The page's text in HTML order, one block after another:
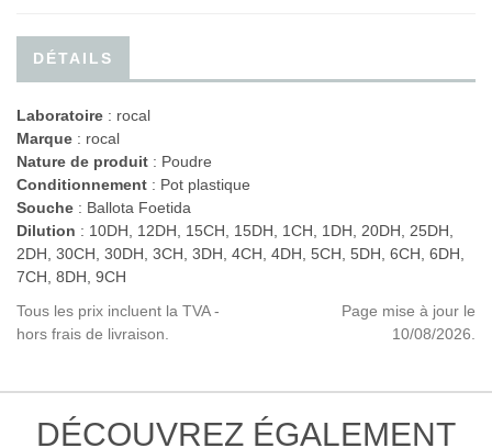
DÉTAILS
Laboratoire : rocal
Marque : rocal
Nature de produit : Poudre
Conditionnement : Pot plastique
Souche : Ballota Foetida
Dilution : 10DH, 12DH, 15CH, 15DH, 1CH, 1DH, 20DH, 25DH,
2DH, 30CH, 30DH, 3CH, 3DH, 4CH, 4DH, 5CH, 5DH, 6CH, 6DH,
7CH, 8DH, 9CH
Tous les prix incluent la TVA -
hors frais de livraison.
Page mise à jour le
10/08/2026.
DÉCOUVREZ ÉGALEMENT